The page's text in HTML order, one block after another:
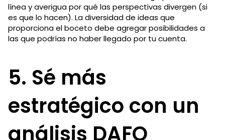
línea y averigua por qué las perspectivas divergen (si
es que lo hacen). La diversidad de ideas que
proporciona el boceto debe agregar posibilidades a
las que podrías no haber llegado por tu cuenta.
5. Sé más
estratégico con un
análisis DAFO